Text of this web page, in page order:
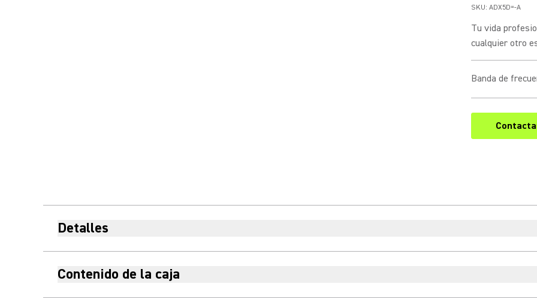
SKU: ADX5D=-A
Tu vida
cualquier otro
Banda de
Detalles
Contenido de la caja